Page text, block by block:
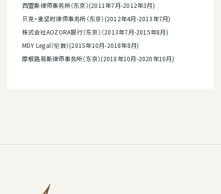
西盟斯律师事务所（东京）(2011年7月-2012年3月)
贝克・麦坚时律师事务所（东京）(2012年4月-2013年7月)
株式会社AOZORA银行（东京）（2013年7月-2015年8月)
MDY Legal（伦敦）(2015年10月-2018年8月)
摩根路易斯律师事务所（东京）(2018年10月-2020年10月)